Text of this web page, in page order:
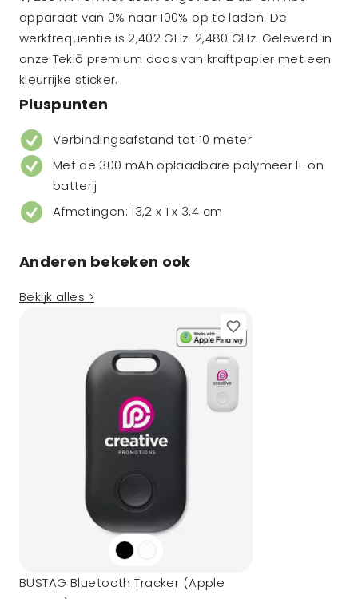
apparaat van 0% naar 100% op te laden. De
werkfrequentie is 2,402 GHz-2,480 GHz. Geleverd in
onze Tekiō premium doos van kraftpapier met een
kleurrijke sticker.
Pluspunten
Verbindingsafstand tot 10 meter
Met de 300 mAh oplaadbare polymeer li-on
batterij
Afmetingen: 13,2 x 1 x 3,4 cm
Anderen bekeken ook
Bekijk alles >
BUSTAG Bluetooth Tracker (Apple